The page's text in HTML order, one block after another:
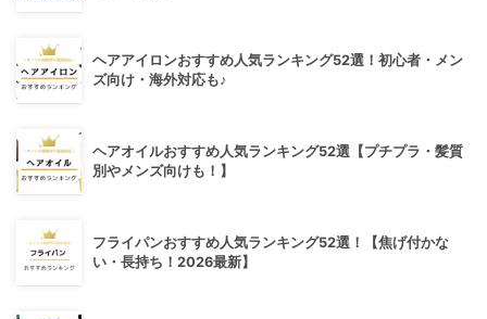
ヘアアイロンおすすめ人気ランキング52選！初心者・メン
ズ向け・海外対応も♪
ヘアオイルおすすめ人気ランキング52選【プチプラ・髪質
別やメンズ向けも！】
フライパンおすすめ人気ランキング52選！【焦げ付かな
い・長持ち！2026最新】